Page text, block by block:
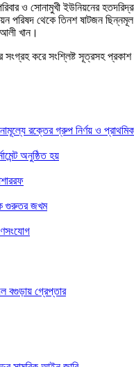
ও সোনামুখী ইউনিয়নের
থেকে তিনশ ষাটজন
খান।
সংগ্রহ করে সংশ্লিষ্ট সূত্রসহ
রক্তের গ্রুপ নির্ণয় ও প্রাথমিক
অনুষ্ঠিত হয়
গুরুতর জখম
বগুড়ায় গ্রেপ্তার